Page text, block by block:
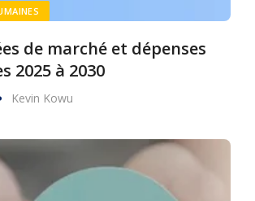
de marché et dépenses
2025 à 2030
Kevin Kowu